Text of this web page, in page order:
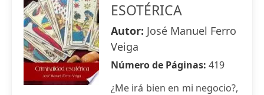
ESOTÉRICA
Autor: José Manuel Ferro
Veiga
Número de Páginas: 419
¿Me irá bien en mi negocio?,